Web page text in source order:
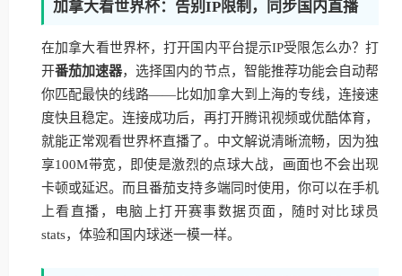
加拿大看世界杯：告别IP限制，同步国内直播
在加拿大看世界杯，打开国内平台提示IP受限怎么办？打
开番茄加速器，选择国内的节点，智能推荐功能会自动帮
你匹配最快的线路——比如加拿大到上海的专线，连接速
度快且稳定。连接成功后，再打开腾讯视频或优酷体育，
就能正常观看世界杯直播了。中文解说清晰流畅，因为独
享100M带宽，即使是激烈的点球大战，画面也不会出现
卡顿或延迟。而且番茄支持多端同时使用，你可以在手机
上看直播，电脑上打开赛事数据页面，随时对比球员
stats，体验和国内球迷一模一样。